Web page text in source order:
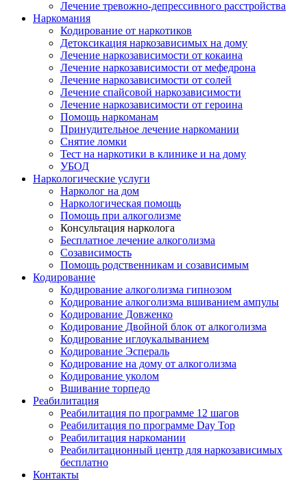
Лечение тревожно-депрессивного расстройства
Наркомания
Кодирование от наркотиков
Детоксикация наркозависимых на дому
Лечение наркозависимости от кокаина
Лечение наркозависимости от мефедрона
Лечение наркозависимости от солей
Лечение спайсовой наркозависимости
Лечение наркозависимости от героина
Помощь наркоманам
Принудительное лечение наркомании
Снятие ломки
Тест на наркотики в клинике и на дому
УБОД
Наркологические услуги
Нарколог на дом
Наркологическая помощь
Помощь при алкоголизме
Консультация нарколога
Бесплатное лечение алкоголизма
Созависимость
Помощь родственникам и созависимым
Кодирование
Кодирование алкоголизма гипнозом
Кодирование алкоголизма вшиванием ампулы
Кодирование Довженко
Кодирование Двойной блок от алкоголизма
Кодирование иглоукалыванием
Кодирование Эспераль
Кодирование на дому от алкоголизма
Кодирование уколом
Вшивание торпедо
Реабилитация
Реабилитация по программе 12 шагов
Реабилитация по программе Day Top
Реабилитация наркомании
Реабилитационный центр для наркозависимых
бесплатно
Контакты